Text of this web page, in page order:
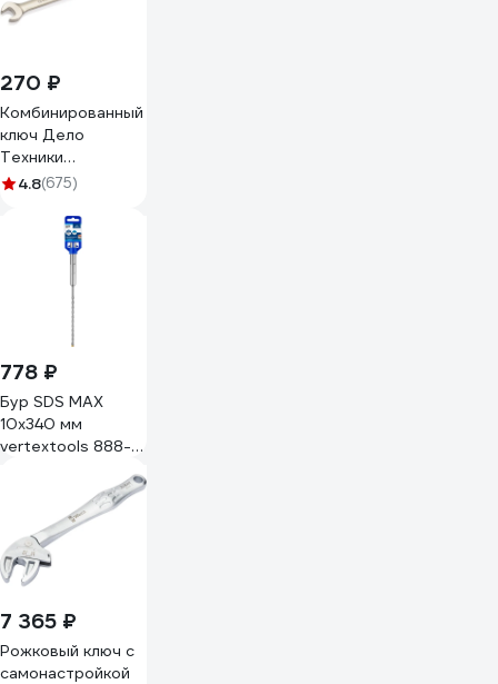
270 ₽
Комбинированный
ключ Дело
Техники
трещоточный
4.8(675)
778 ₽
Бур SDS MAX
10x340 мм
vertextools 888-
7 365 ₽
Рожковый ключ с
самонастройкой